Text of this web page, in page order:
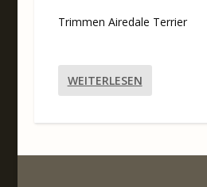
Trimmen Airedale Terrier
WEITERLESEN